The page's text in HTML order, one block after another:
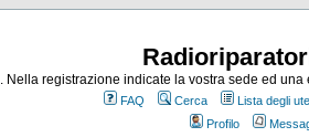
. Nella registrazione indicate la vostra sede ed
FAQ Cerca Lista degli
Profilo